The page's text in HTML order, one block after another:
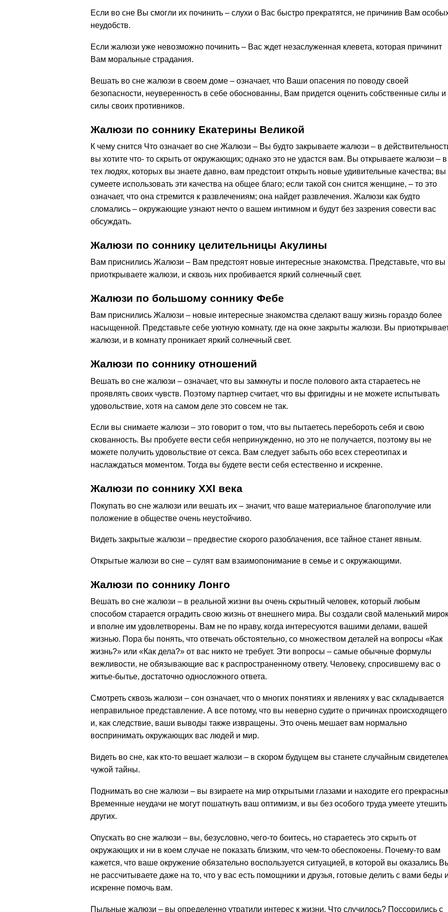
Если во сне Вы смогли их починить – слухи о Вас быстро прекратятся, не причинив Вам
неудобств.
Если жалюзи уже невозможно починить – Вас ждет незаслуженная клевета, которая причинит
Вам моральные страдания.
Вешать во сне жалюзи в своем доме – означает, что Ваши опасения по поводу своей
безопасности, неуверенность в себе обоснованны, Вам придется оценить собственные силы и
силы своих противников.
Жалюзи по соннику Екатерины Великой
К чему снится Что означает во сне Жалюзи – Вы будто закрываете жалюзи – в
вы хотите что- то скрыть от окружающих; однако это не удастся вам. Вы открываете жалюзи – в
тех людях, которых вы знаете давно, вам предстоит открыть новые удивительные качества; вы
сумеете использовать эти качества на общее благо; если такой сон снится женщине, – то это
означает, что она стремится к развлечениям; она найдет развлечения. Жалюзи как будто
сломались – окружающие узнают нечто о вашем интимном и будут без зазрения совести вас
обсуждать.
Жалюзи по соннику целительницы Акулины
Вам приснились Жалюзи – Вам предстоят новые интересные знакомства. Представьте, что вы
приоткрываете жалюзи, и сквозь них пробивается яркий солнечный свет.
Жалюзи по большому соннику Фебе
Вам приснились Жалюзи – новые интересные знакомства сделают вашу жизнь гораздо более
насыщенной. Представьте себе уютную комнату, где на окне закрыты жалюзи. Вы
жалюзи, и в комнату проникает яркий солнечный свет.
Жалюзи по соннику отношений
Вешать во сне жалюзи – означает, что вы замкнуты и после полового акта стараетесь не
проявлять своих чувств. Поэтому партнер считает, что вы фригидны и не можете испытывать
удовольствие, хотя на самом деле это совсем не так.
Если вы снимаете жалюзи – это говорит о том, что вы пытаетесь перебороть себя и свою
скованность. Вы пробуете вести себя непринужденно, но это не получается, поэтому вы не
можете получить удовольствие от секса. Вам следует забыть обо всех стереотипах и
наслаждаться моментом. Тогда вы будете вести себя естественно и искренне.
Жалюзи по соннику ХХІ века
Покупать во сне жалюзи или вешать их – значит, что ваше материальное благополучие или
положение в обществе очень неустойчиво.
Видеть закрытые жалюзи – предвестие скорого разоблачения, все тайное станет явным.
Открытые жалюзи во сне – сулят вам взаимопонимание в семье и с окружающими.
Жалюзи по соннику Лонго
Вешать во сне жалюзи – в реальной жизни вы очень скрытный человек, который любым
способом старается оградить свою жизнь от внешнего мира. Вы создали свой маленький мирок
и вполне им удовлетворены. Вам не по нраву, когда интересуются вашими делами, вашей
жизнью. Пора бы понять, что отвечать обстоятельно, со множеством деталей на вопросы «Как
жизнь?» или «Как дела?» от вас никто не требует. Эти вопросы – самые обычные формулы
вежливости, не обязывающие вас к распространенному ответу. Человеку, спросившему вас о
житье-бытье, достаточно односложного ответа.
Смотреть сквозь жалюзи – сон означает, что о многих понятиях и явлениях у вас складывается
неправильное представление. А все потому, что вы неверно судите о причинах происходящего
и, как следствие, ваши выводы также извращены. Это очень мешает вам нормально
воспринимать окружающих вас людей и мир.
Видеть во сне, как кто-то вешает жалюзи – в скором будущем вы станете случайным
чужой тайны.
Поднимать во сне жалюзи – вы взираете на мир открытыми глазами и находите его
Временные неудачи не могут пошатнуть ваш оптимизм, и вы без особого труда умеете утешить
других.
Опускать во сне жалюзи – вы, безусловно, чего-то боитесь, но стараетесь это скрыть от
окружающих и ни в коем случае не показать близким, что чем-то обеспокоены. Почему-то вам
кажется, что ваше окружение обязательно воспользуется ситуацией, в которой вы оказались
не рассчитываете даже на то, что у вас есть помощники и друзья, готовые делить с вами беды
искренне помочь вам.
Пыльные жалюзи – вы определенно утратили интерес к жизни. Что случилось? Поссорились с